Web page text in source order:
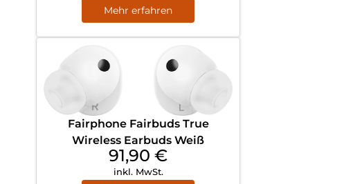
Mehr erfahren
Fairphone Fairbuds True
Wireless Earbuds Weiß
91,90 €
inkl. MwSt.